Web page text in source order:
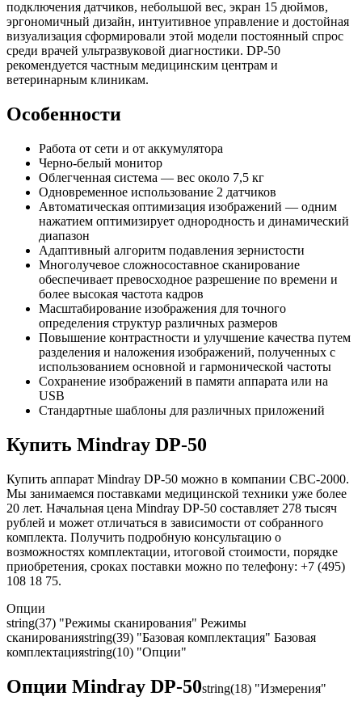
подключения датчиков, небольшой вес, экран 15 дюймов,
эргономичный дизайн, интуитивное управление и достойная
визуализация сформировали этой модели постоянный спрос
среди врачей ультразвуковой диагностики. DP-50
рекомендуется частным медицинским центрам и
ветеринарным клиникам.
Особенности
Работа от сети и от аккумулятора
Черно-белый монитор
Облегченная система — вес около 7,5 кг
Одновременное использование 2 датчиков
Автоматическая оптимизация изображений — одним
нажатием оптимизирует однородность и динамический
диапазон
Адаптивный алгоритм подавления зернистости
Многолучевое сложносоставное сканирование
обеспечивает превосходное разрешение по времени и
более высокая частота кадров
Масштабирование изображения для точного
определения структур различных размеров
Повышение контрастности и улучшение качества путем
разделения и наложения изображений, полученных с
использованием основной и гармонической частоты
Сохранение изображений в памяти аппарата или на
USB
Стандартные шаблоны для различных приложений
Купить Mindray DP-50
Купить аппарат Mindray DP-50 можно в компании СВС-2000.
Мы занимаемся поставками медицинской техники уже более
20 лет. Начальная цена Mindray DP-50 составляет 278 тысяч
рублей и может отличаться в зависимости от собранного
комплекта. Получить подробную консультацию о
возможностях комплектации, итоговой стоимости, порядке
приобретения, сроках поставки можно по телефону: +7 (495)
108 18 75.
Опции
string(37) "Режимы сканирования" Режимы
сканированияstring(39) "Базовая комплектация" Базовая
комплектацияstring(10) "Опции"
Опции Mindray DP-50string(18) "Измерения"